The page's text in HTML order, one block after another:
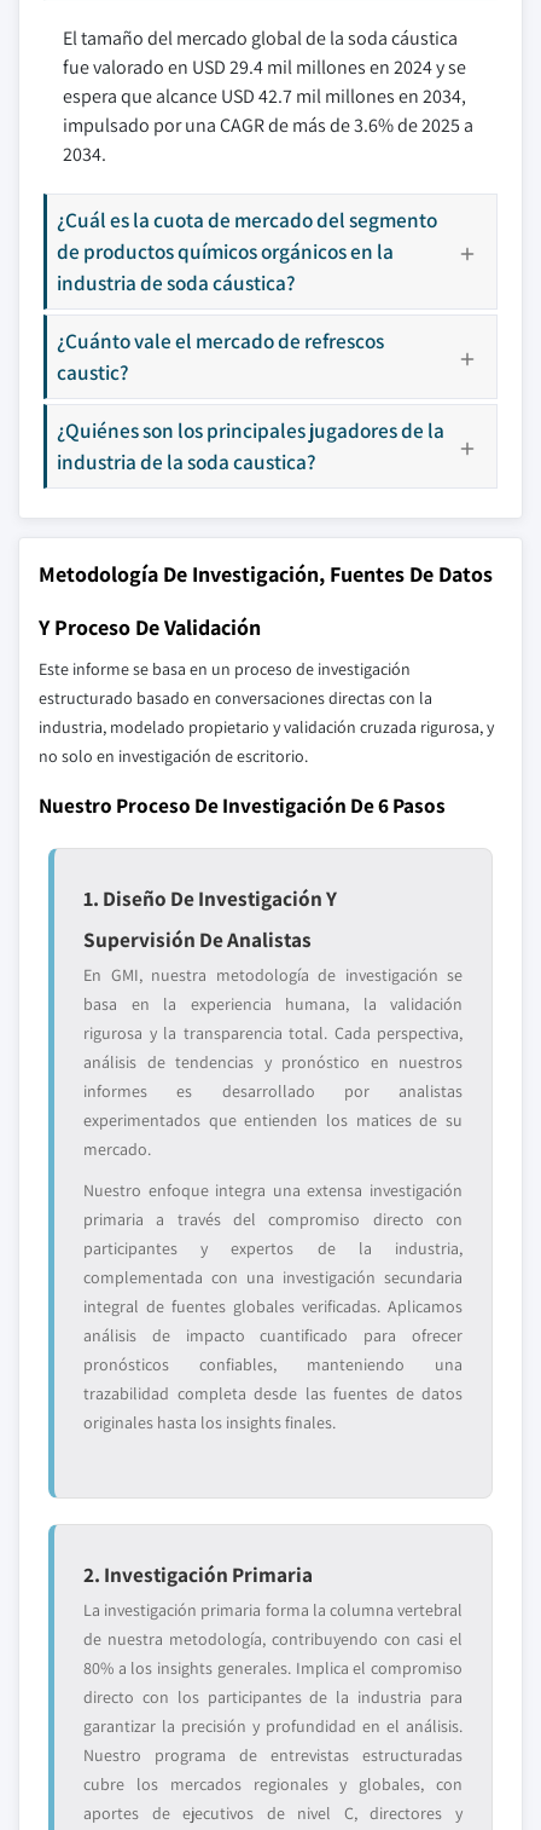
El tamaño del mercado global de la soda cáustica
fue valorado en USD 29.4 mil millones en 2024 y se
espera que alcance USD 42.7 mil millones en 2034,
impulsado por una CAGR de más de 3.6% de 2025 a
2034.
¿Cuál es la cuota de mercado del segmento
de productos químicos orgánicos en la
industria de soda cáustica?
¿Cuánto vale el mercado de refrescos
caustic?
¿Quiénes son los principales jugadores de la
industria de la soda caustica?
Metodología De Investigación, Fuentes De Datos
Y Proceso De Validación
Este informe se basa en un proceso de investigación
estructurado basado en conversaciones directas con la
industria, modelado propietario y validación cruzada rigurosa, y
no solo en investigación de escritorio.
Nuestro Proceso De Investigación De 6 Pasos
1. Diseño De Investigación Y
Supervisión De Analistas
En GMI, nuestra metodología de investigación se
basa en la experiencia humana, la validación
rigurosa y la transparencia total. Cada perspectiva,
análisis de tendencias y pronóstico en nuestros
informes es desarrollado por analistas
experimentados que entienden los matices de su
mercado.
Nuestro enfoque integra una extensa investigación
primaria a través del compromiso directo con
participantes y expertos de la industria,
complementada con una investigación secundaria
integral de fuentes globales verificadas. Aplicamos
análisis de impacto cuantificado para ofrecer
pronósticos confiables, manteniendo una
trazabilidad completa desde las fuentes de datos
originales hasta los insights finales.
2. Investigación Primaria
La investigación primaria forma la columna vertebral
de nuestra metodología, contribuyendo con casi el
80% a los insights generales. Implica el compromiso
directo con los participantes de la industria para
garantizar la precisión y profundidad en el análisis.
Nuestro programa de entrevistas estructuradas
cubre los mercados regionales y globales, con
aportes de ejecutivos de nivel C, directores y